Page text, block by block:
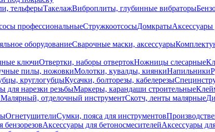
тельферыТакелажВиброплиты, глубинные вибраторы
профессиональныеСтружкоотсосыДомкратыАксессуары
оборудованиеСварочные маски, аксессуары
ключиОтвертки, наборы отвертокНожницы слесарные
пилы, ножовкиМолотки, кувалды, киянкиНапильники
круглогубцыКусачки, болторезы, кабелерезы
для нарезки резьбыМаркеры, карандаши строительные
Малярный, отделочный инструментСкотч, ленты малярные
ОгнетушителиСумки, пояса для инструментов
бензорезовАксессуары для бетоносмесителейАксессуары